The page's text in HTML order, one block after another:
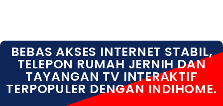
BEBAS AKSES INTERNET STABIL,
TELEPON RUMAH JERNIH DAN
TAYANGAN TV INTERAKTIF
TERPOPULER DENGAN INDIHOME.